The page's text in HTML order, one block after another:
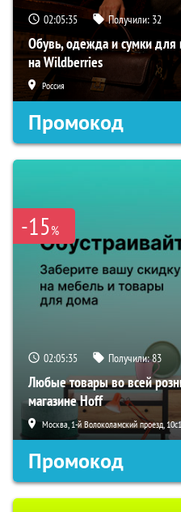
02:05:34 Получили: 32
Обувь, одежда и сумки для
на Wildberries
Россия
Промокод
-15%
02:05:34 Получили:83
Любые товары во всей
магазине Hoff
Москва, 1-й Волоколамский проезд, 10с1
Промокод